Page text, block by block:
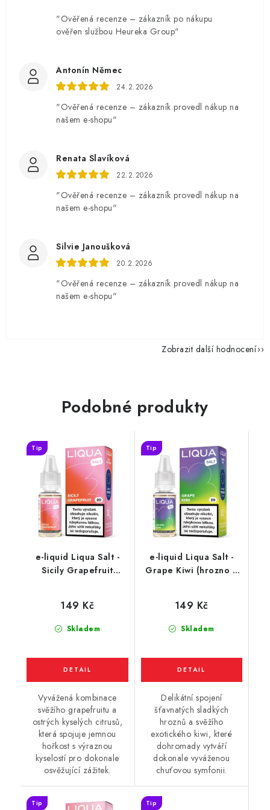
"Ověřená recenze – zákazník po nákupu
ověřen službou Heureka Group"
Antonín Němec
24.2.2026
"Ověřená recenze – zákazník provedl nákup na
našem e-shopu"
Renata Slavíková
22.2.2026
"Ověřená recenze – zákazník provedl nákup na
našem e-shopu"
Silvie Janoušková
20.2.2026
"Ověřená recenze – zákazník provedl nákup na
našem e-shopu"
Zobrazit další hodnocení
Podobné produkty
e-liquid Liqua Salt -
Sicily Grapefruit
Tip
Skladem
149 Kč
Vyvážená kombinace
svěžího grapefruitu a
ostrých kyselých citrusů,
která spojuje jemnou
hořkost s výraznou
kyselostí pro dokonale
osvěžující zážitek.
e-liquid Liqua Salt -
Grape Kiwi (hrozno a
Tip
Skladem
149 Kč
Delikátní spojení
šťavnatých sladkých
hroznů a svěžího
exotického kiwi, které
dohromady vytváří
dokonale vyváženou
chuťovou symfonii.
Tip Tip